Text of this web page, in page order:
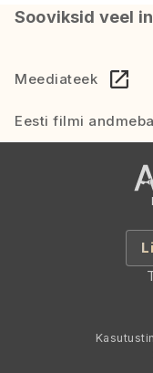
Sooviksid veel
Meediateek
Eesti filmi